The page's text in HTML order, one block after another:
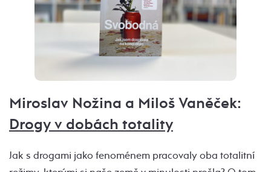
Miroslav Nožina a Miloš Vaněček:
Drogy v dobách totality
Jak s drogami jako fenoménem pracovaly oba totalitní